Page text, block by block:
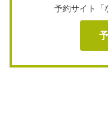
予約サイト「